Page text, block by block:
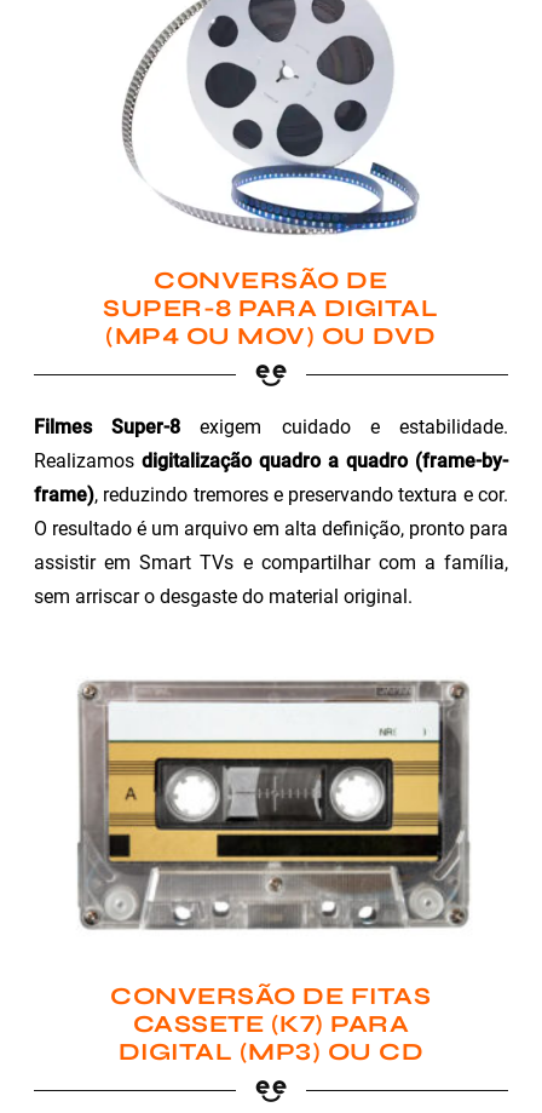
CONVERSÃO DE
SUPER-8 PARA DIGITAL
(MP4 OU MOV) OU DVD
Filmes Super-8 exigem cuidado e estabilidade.
Realizamos digitalização quadro a quadro (frame-by-
frame), reduzindo tremores e preservando textura e cor.
O resultado é um arquivo em alta definição, pronto para
assistir em Smart TVs e compartilhar com a família,
sem arriscar o desgaste do material original.
CONVERSÃO DE FITAS
CASSETE (K7) PARA
DIGITAL (MP3) OU CD